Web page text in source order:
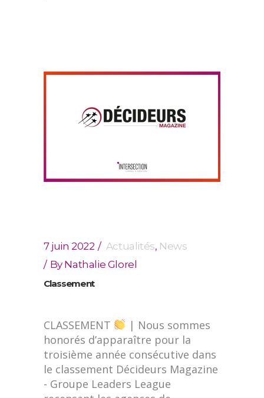
7 juin 2022 Actualités, News
By Nathalie Glorel
Classement
CLASSEMENT
| Nous sommes
honorés d’apparaître pour la
troisième année consécutive dans
le classement Décideurs Magazine
- Groupe Leaders League